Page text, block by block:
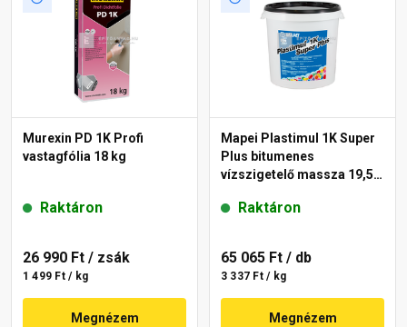
Murexin PD 1K Profi
vastagfólia 18 kg
Raktáron
26 990 Ft / zsák
1 499 Ft / kg
Megnézem
Mapei Plastimul 1K Super
Plus bitumenes
vízszigetelő massza 19,5
Raktáron
65 065 Ft / db
3 337 Ft / kg
Megnézem